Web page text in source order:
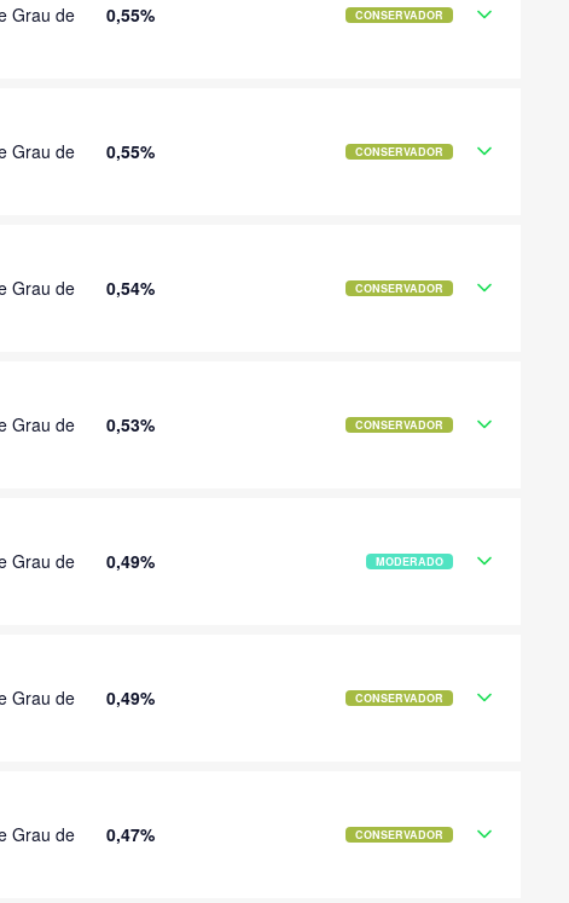
Grau de
0,55% CONSERVADOR
Grau de
0,55% CONSERVADOR
Grau de
0,54% CONSERVADOR
Grau de
0,53% CONSERVADOR
Grau de
0,49% MODERADO
Grau de
0,49% CONSERVADOR
Grau de
0,47% CONSERVADOR